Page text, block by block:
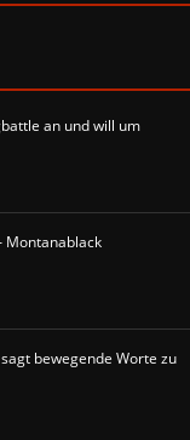
an und will um
Montanablack
bewegende Worte zu